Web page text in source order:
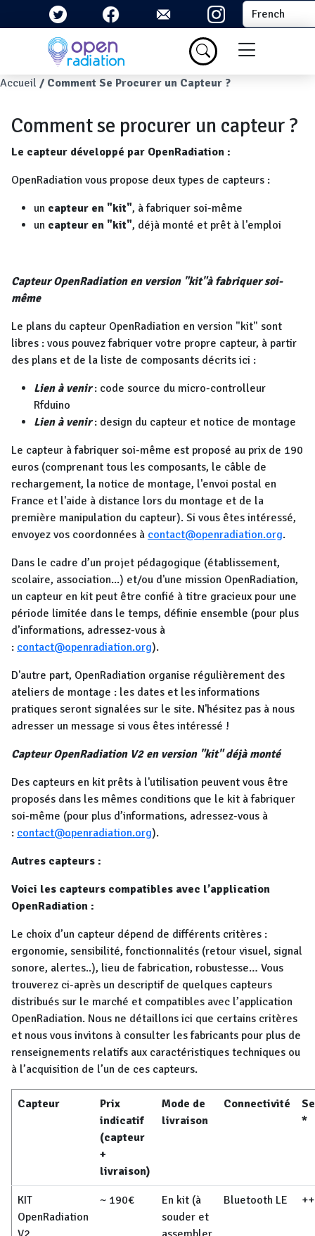
Aller au contenu principal Select your
Menu du
Fil d'Ariane
Accueil Comment Se Procurer un Capteur ?
Comment se procurer un capteur ?
Le capteur développé par OpenRadiation :
OpenRadiation vous propose deux types de capteurs :
un capteur en "kit", à fabriquer soi-même
un capteur en "kit", déjà monté et prêt à l'emploi
Capteur OpenRadiation en version "kit"à fabriquer soi-
même
Le plans du capteur OpenRadiation en version "kit" sont
libres : vous pouvez fabriquer votre propre capteur, à partir
des plans et de la liste de composants décrits ici :
Lien à venir : code source du micro-controlleur
Rfduino
Lien à venir : design du capteur et notice de montage
Le capteur à fabriquer soi-même est proposé au prix de 190
euros (comprenant tous les composants, le câble de
rechargement, la notice de montage, l'envoi postal en
France et l'aide à distance lors du montage et de la
première manipulation du capteur). Si vous êtes intéressé,
envoyez vos coordonnées à contact@openradiation.org.
Dans le cadre d’un projet pédagogique (établissement,
scolaire, association...) et/ou d'une mission OpenRadiation,
un capteur en kit peut être confié à titre gracieux pour une
période limitée dans le temps, définie ensemble (pour plus
d’informations, adressez-vous à
: contact@openradiation.org).
D'autre part, OpenRadiation organise régulièrement des
ateliers de montage : les dates et les informations
pratiques seront signalées sur le site. N'hésitez pas à nous
adresser un message si vous êtes intéressé !
Capteur OpenRadiation V2 en version "kit" déjà monté
Des capteurs en kit prêts à l'utilisation peuvent vous être
proposés dans les mêmes conditions que le kit à fabriquer
soi-même (pour plus d’informations, adressez-vous à
: contact@openradiation.org).
Autres capteurs :
Voici les capteurs compatibles avec l’application
OpenRadiation :
Le choix d’un capteur dépend de différents critères :
ergonomie, sensibilité, fonctionnalités (retour visuel, signal
sonore, alertes..), lieu de fabrication, robustesse… Vous
trouverez ci-après un descriptif de quelques capteurs
distribués sur le marché et compatibles avec l’application
OpenRadiation. Nous ne détaillons ici que certains critères
et nous vous invitons à consulter les fabricants pour plus de
renseignements relatifs aux caractéristiques techniques ou
à l’acquisition de l’un de ces capteurs.
Capteur
Prix
indicatif
(capteur
+
livraison)
Mode de
livraison
Connectivité
*
KIT
OpenRadiation
~ 190€
En kit (à
souder et
Bluetooth LE ++